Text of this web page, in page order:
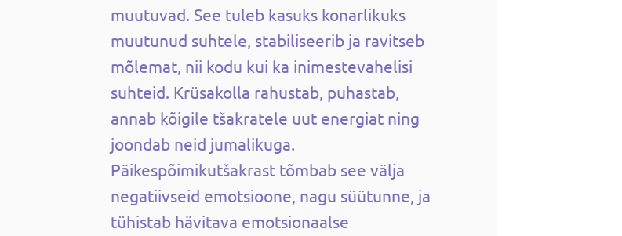
muutuvad. See tuleb kasuks konarlikuks
muutunud suhtele, stabiliseerib ja ravitseb
mõlemat, nii kodu kui ka inimestevahelisi
suhteid. Krüsakolla rahustab, puhastab,
annab kõigile tšakratele uut energiat ning
joondab neid jumalikuga.
Päikespõimikutšakrast tõmbab see välja
negatiivseid emotsioone, nagu süütunne, ja
tühistab hävitava emotsionaalse